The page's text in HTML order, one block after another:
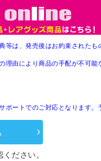
は、発売後はお約束された
由により商品の手配が不可
ートでのご対応となります。
ださい。